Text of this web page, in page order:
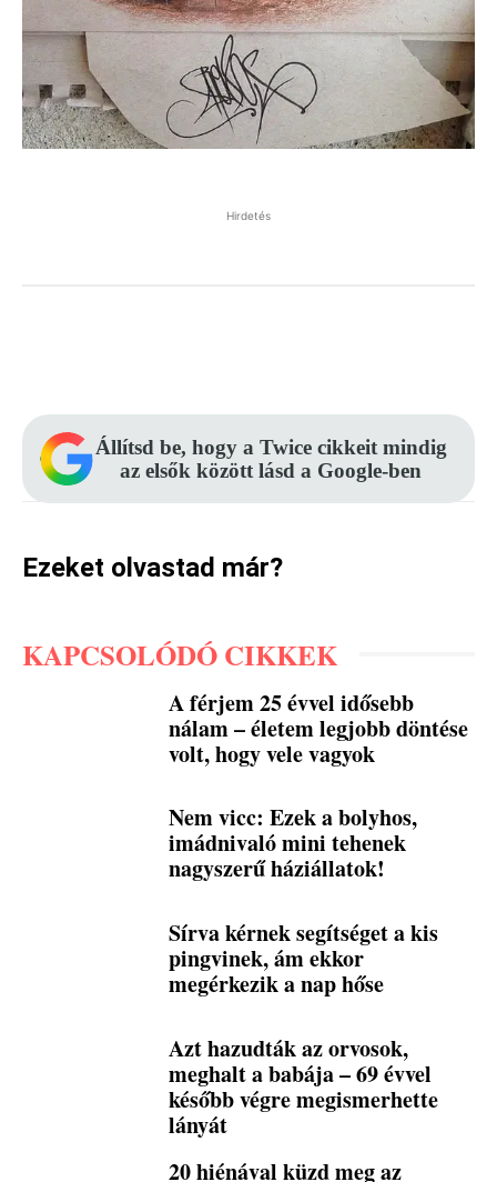
Hirdetés
Állítsd be, hogy a Twice cikkeit mindig
az elsők között lásd a Google-ben
Ezeket olvastad már?
KAPCSOLÓDÓ CIKKEK
A férjem 25 évvel idősebb
nálam – életem legjobb döntése
volt, hogy vele vagyok
Nem vicc: Ezek a bolyhos,
imádnivaló mini tehenek
nagyszerű háziállatok!
Sírva kérnek segítséget a kis
pingvinek, ám ekkor
megérkezik a nap hőse
Azt hazudták az orvosok,
meghalt a babája – 69 évvel
később végre megismerhette
lányát
20 hiénával küzd meg az